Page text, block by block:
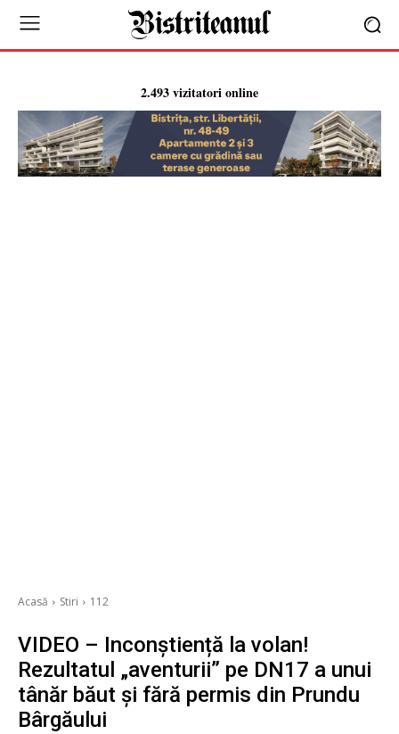
2.493 vizitatori online
Acasă Stiri 112
VIDEO – Inconștiență la volan!
Rezultatul „aventurii” pe DN17 a unui
tânăr băut și fără permis din Prundu
Bârgăului